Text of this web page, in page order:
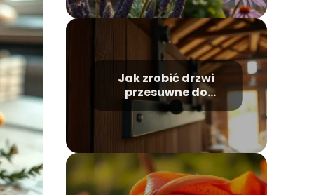
Jak zrobić drzwi
przesuwne do
stodoły?